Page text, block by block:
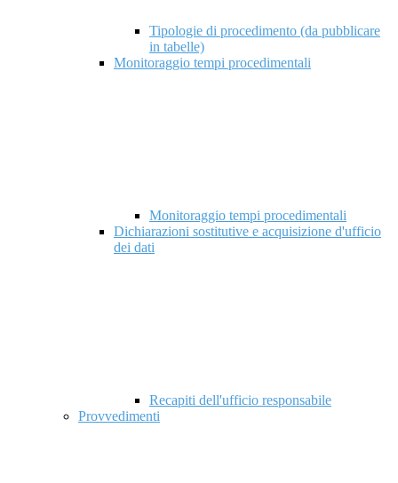
Tipologie di procedimento (da pubblicare
in tabelle)
Monitoraggio tempi procedimentali
Monitoraggio tempi procedimentali
Dichiarazioni sostitutive e acquisizione d'ufficio
dei dati
Recapiti dell'ufficio responsabile
Provvedimenti